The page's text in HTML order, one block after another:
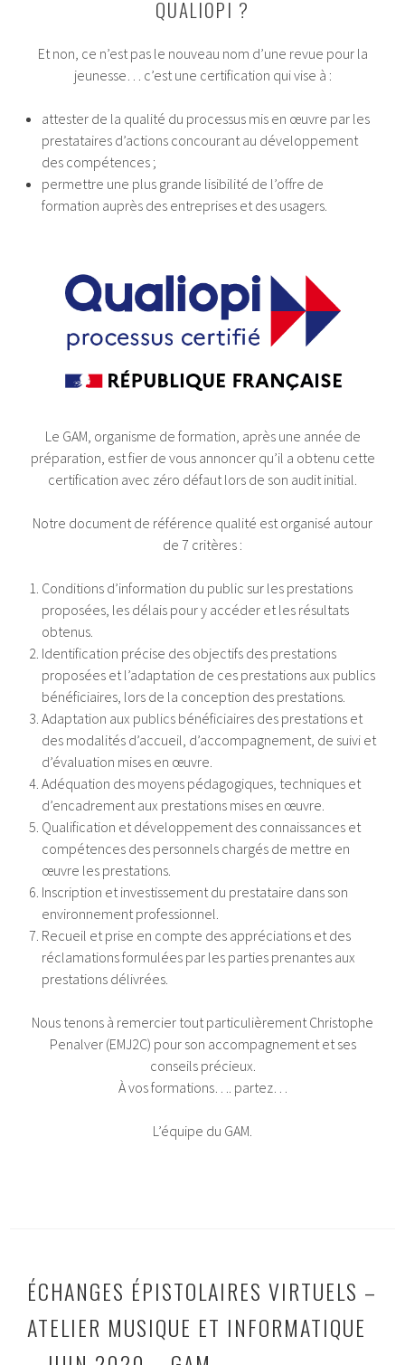
QUALIOPI ?
Et non, ce n’est pas le nouveau nom d’une revue pour la
jeunesse… c’est une certification qui vise à :
attester de la qualité du processus mis en œuvre par les
prestataires d’actions concourant au développement
des compétences ;
permettre une plus grande lisibilité de l’offre de
formation auprès des entreprises et des usagers.
Le GAM, organisme de formation, après une année de
préparation, est fier de vous annoncer qu’il a obtenu cette
certification avec zéro défaut lors de son audit initial.
Notre document de référence qualité est organisé autour
de 7 critères :
Conditions d’information du public sur les prestations
proposées, les délais pour y accéder et les résultats
obtenus.
Identification précise des objectifs des prestations
proposées et l’adaptation de ces prestations aux publics
bénéficiaires, lors de la conception des prestations.
Adaptation aux publics bénéficiaires des prestations et
des modalités d’accueil, d’accompagnement, de suivi et
d’évaluation mises en œuvre.
Adéquation des moyens pédagogiques, techniques et
d’encadrement aux prestations mises en œuvre.
Qualification et développement des connaissances et
compétences des personnels chargés de mettre en
œuvre les prestations.
Inscription et investissement du prestataire dans son
environnement professionnel.
Recueil et prise en compte des appréciations et des
réclamations formulées par les parties prenantes aux
prestations délivrées.
Nous tenons à remercier tout particulièrement Christophe
Penalver (EMJ2C) pour son accompagnement et ses
conseils précieux.
À vos formations…. partez…
L’équipe du GAM.
ÉCHANGES ÉPISTOLAIRES VIRTUELS –
ATELIER MUSIQUE ET INFORMATIQUE